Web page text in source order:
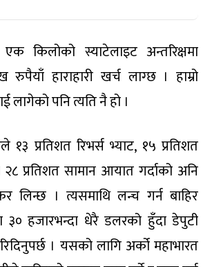
किलोको स्याटेलाइट अन्तरिक्षमा
रुपैयाँ हाराहारी खर्च लाग्छ । हाम्रो
लागेको पनि त्यति नै हो ।
प्रतिशत रिभर्स भ्याट, १५ प्रतिशत
२८ प्रतिशत सामान आयात गर्दाको अनि
लिन्छ । त्यसमाथि लन्च गर्न बाहिर
३० हजारभन्दा धेरै डलरको हुँदा डेपुटी
। यसको लागि अर्को महाभारत